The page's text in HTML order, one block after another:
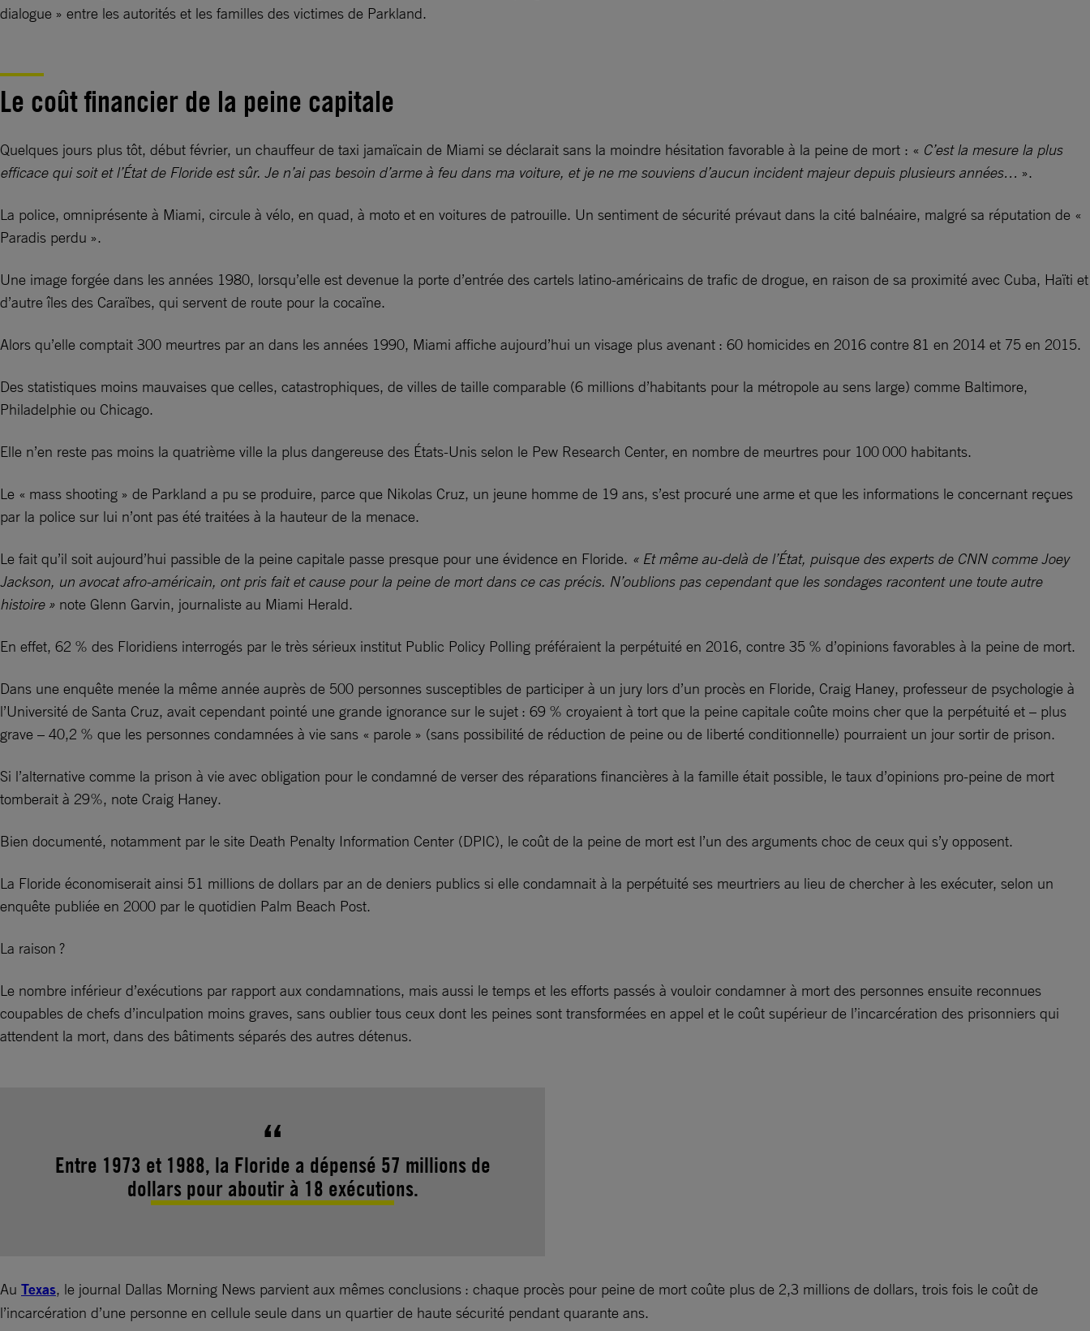
dialogue » entre les autorités et les familles des victimes de Parkland.
Le coût financier de la peine capitale
Quelques jours plus tôt, début février, un chauffeur de taxi jamaïcain de Miami se déclarait sans la moindre hésitation favorable à la peine de mort : « C’est la mesure la plus
efficace qui soit et l’État de Floride est sûr. Je n’ai pas besoin d’arme à feu dans ma voiture, et je ne me souviens d’aucun incident majeur depuis plusieurs années… ».
La police, omniprésente à Miami, circule à vélo, en quad, à moto et en voitures de patrouille. Un sentiment de sécurité prévaut dans la cité balnéaire, malgré sa réputation de «
Paradis perdu ».
Une image forgée dans les années 1980, lorsqu’elle est devenue la porte d’entrée des cartels latino-américains de trafic de drogue, en raison de sa proximité avec Cuba, Haïti et
d’autre îles des Caraïbes, qui servent de route pour la cocaïne.
Alors qu’elle comptait 300 meurtres par an dans les années 1990, Miami affiche aujourd’hui un visage plus avenant : 60 homicides en 2016 contre 81 en 2014 et 75 en 2015.
Des statistiques moins mauvaises que celles, catastrophiques, de villes de taille comparable (6 millions d’habitants pour la métropole au sens large) comme Baltimore,
Philadelphie ou Chicago.
Elle n’en reste pas moins la quatrième ville la plus dangereuse des États-Unis selon le Pew Research Center, en nombre de meurtres pour 100 000 habitants.
Le « mass shooting » de Parkland a pu se produire, parce que Nikolas Cruz, un jeune homme de 19 ans, s’est procuré une arme et que les informations le concernant reçues
par la police sur lui n’ont pas été traitées à la hauteur de la menace.
Le fait qu’il soit aujourd’hui passible de la peine capitale passe presque pour une évidence en Floride. « Et même au-delà de l’État, puisque des experts de CNN comme Joey
Jackson, un avocat afro-américain, ont pris fait et cause pour la peine de mort dans ce cas précis. N’oublions pas cependant que les sondages racontent une toute autre
histoire » note Glenn Garvin, journaliste au Miami Herald.
En effet, 62 % des Floridiens interrogés par le très sérieux institut Public Policy Polling préféraient la perpétuité en 2016, contre 35 % d’opinions favorables à la peine de mort.
Dans une enquête menée la même année auprès de 500 personnes susceptibles de participer à un jury lors d’un procès en Floride, Craig Haney, professeur de psychologie à
l’Université de Santa Cruz, avait cependant pointé une grande ignorance sur le sujet : 69 % croyaient à tort que la peine capitale coûte moins cher que la perpétuité et – plus
grave – 40,2 % que les personnes condamnées à vie sans « parole » (sans possibilité de réduction de peine ou de liberté conditionnelle) pourraient un jour sortir de prison.
Si l’alternative comme la prison à vie avec obligation pour le condamné de verser des réparations financières à la famille était possible, le taux d’opinions pro-peine de mort
tomberait à 29%, note Craig Haney.
Bien documenté, notamment par le site Death Penalty Information Center (DPIC), le coût de la peine de mort est l’un des arguments choc de ceux qui s’y opposent.
La Floride économiserait ainsi 51 millions de dollars par an de deniers publics si elle condamnait à la perpétuité ses meurtriers au lieu de chercher à les exécuter, selon un
enquête publiée en 2000 par le quotidien Palm Beach Post.
La raison ?
Le nombre inférieur d’exécutions par rapport aux condamnations, mais aussi le temps et les efforts passés à vouloir condamner à mort des personnes ensuite reconnues
coupables de chefs d’inculpation moins graves, sans oublier tous ceux dont les peines sont transformées en appel et le coût supérieur de l’incarcération des prisonniers qui
attendent la mort, dans des bâtiments séparés des autres détenus.
Entre 1973 et 1988, la Floride a dépensé 57 millions de
dollars pour aboutir à 18 exécutions.
Au Texas, le journal Dallas Morning News parvient aux mêmes conclusions : chaque procès pour peine de mort coûte plus de 2,3 millions de dollars, trois fois le coût de
l’incarcération d’une personne en cellule seule dans un quartier de haute sécurité pendant quarante ans.